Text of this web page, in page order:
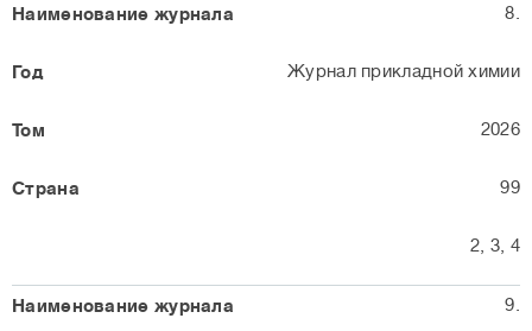
8.
Журнал прикладной химии
2026
99
2, 3, 4
9.